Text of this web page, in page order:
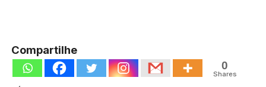
Compartilhe
0
Shares